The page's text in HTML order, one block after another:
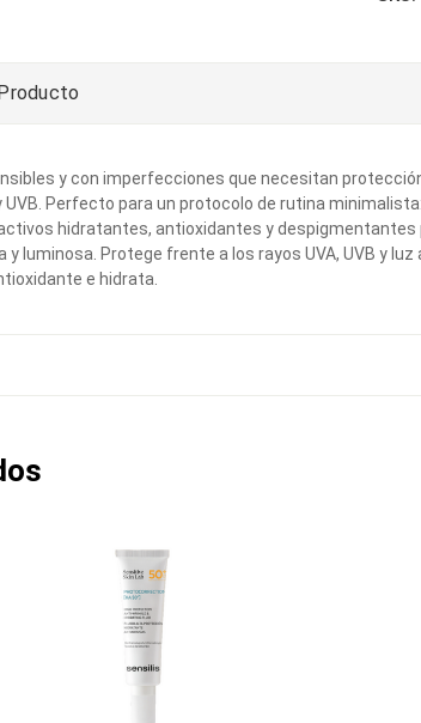
y con imperfecciones que necesitan
UVB. Perfecto para un protocolo de rutina
hidratantes, antioxidantes y despigmentantes
y luminosa. Protege frente a los rayos UVA, UVB y luz
e hidrata.